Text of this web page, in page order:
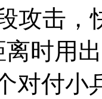
攻击
时用
对付